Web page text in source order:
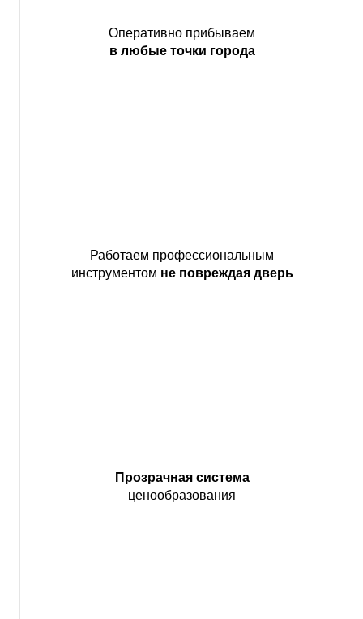
Оперативно прибываем
в любые точки города
Работаем профессиональным
инструментом не повреждая дверь
Прозрачная система
ценообразования